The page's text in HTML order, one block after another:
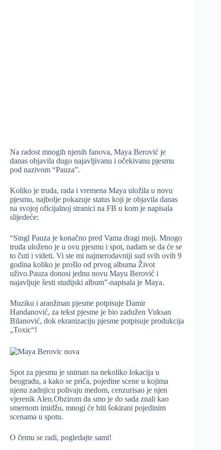
Na radost mnogih njenih fanova, Maya Berović je
danas objavila dugo najavljivanu i očekivanu pjesmu
pod nazivom “Pauza”.
Koliko je truda, rada i vremena Maya uložila u novu
pjesmu, najbolje pokazuje status koji je objavila danas
na svojoj oficijalnoj stranici na FB u kom je napisala
slijedeće:
“Singl ‪‎Pauza‬ je konačno pred Vama dragi moji. Mnogo
truda uloženo je u ovu pjesmu i spot, nadam se da će se
to čuti i videti. Vi ste mi najmerodavniji sud svih ovih 9
godina koliko je prošlo od prvog albuma Život
uživo.Pauza donosi jednu novu Mayu Berović i
najavljuje šesti studijski album”-napisala je Maya.
Muziku i aranžman pjesme potpisuje Damir
Handanović, za tekst pjesme je bio zadužen Vuksan
Bilanović, dok ekranizaciju pjesme potpisuje produkcija
„Toxic“!
Spot za pjesmu je sniman na nekoliko lokacija u
beogradu, a kako se priča, pojedine scene u kojima
njenu zadnjicu polivaju medom, cenzurisao je njen
vjerenik Alen.Obzirom da smo je do sada znali kao
smernom imidžu, mnogi će biti šokirani pojedinim
scenama u spotu.
O čemu se radi, pogledajte sami!